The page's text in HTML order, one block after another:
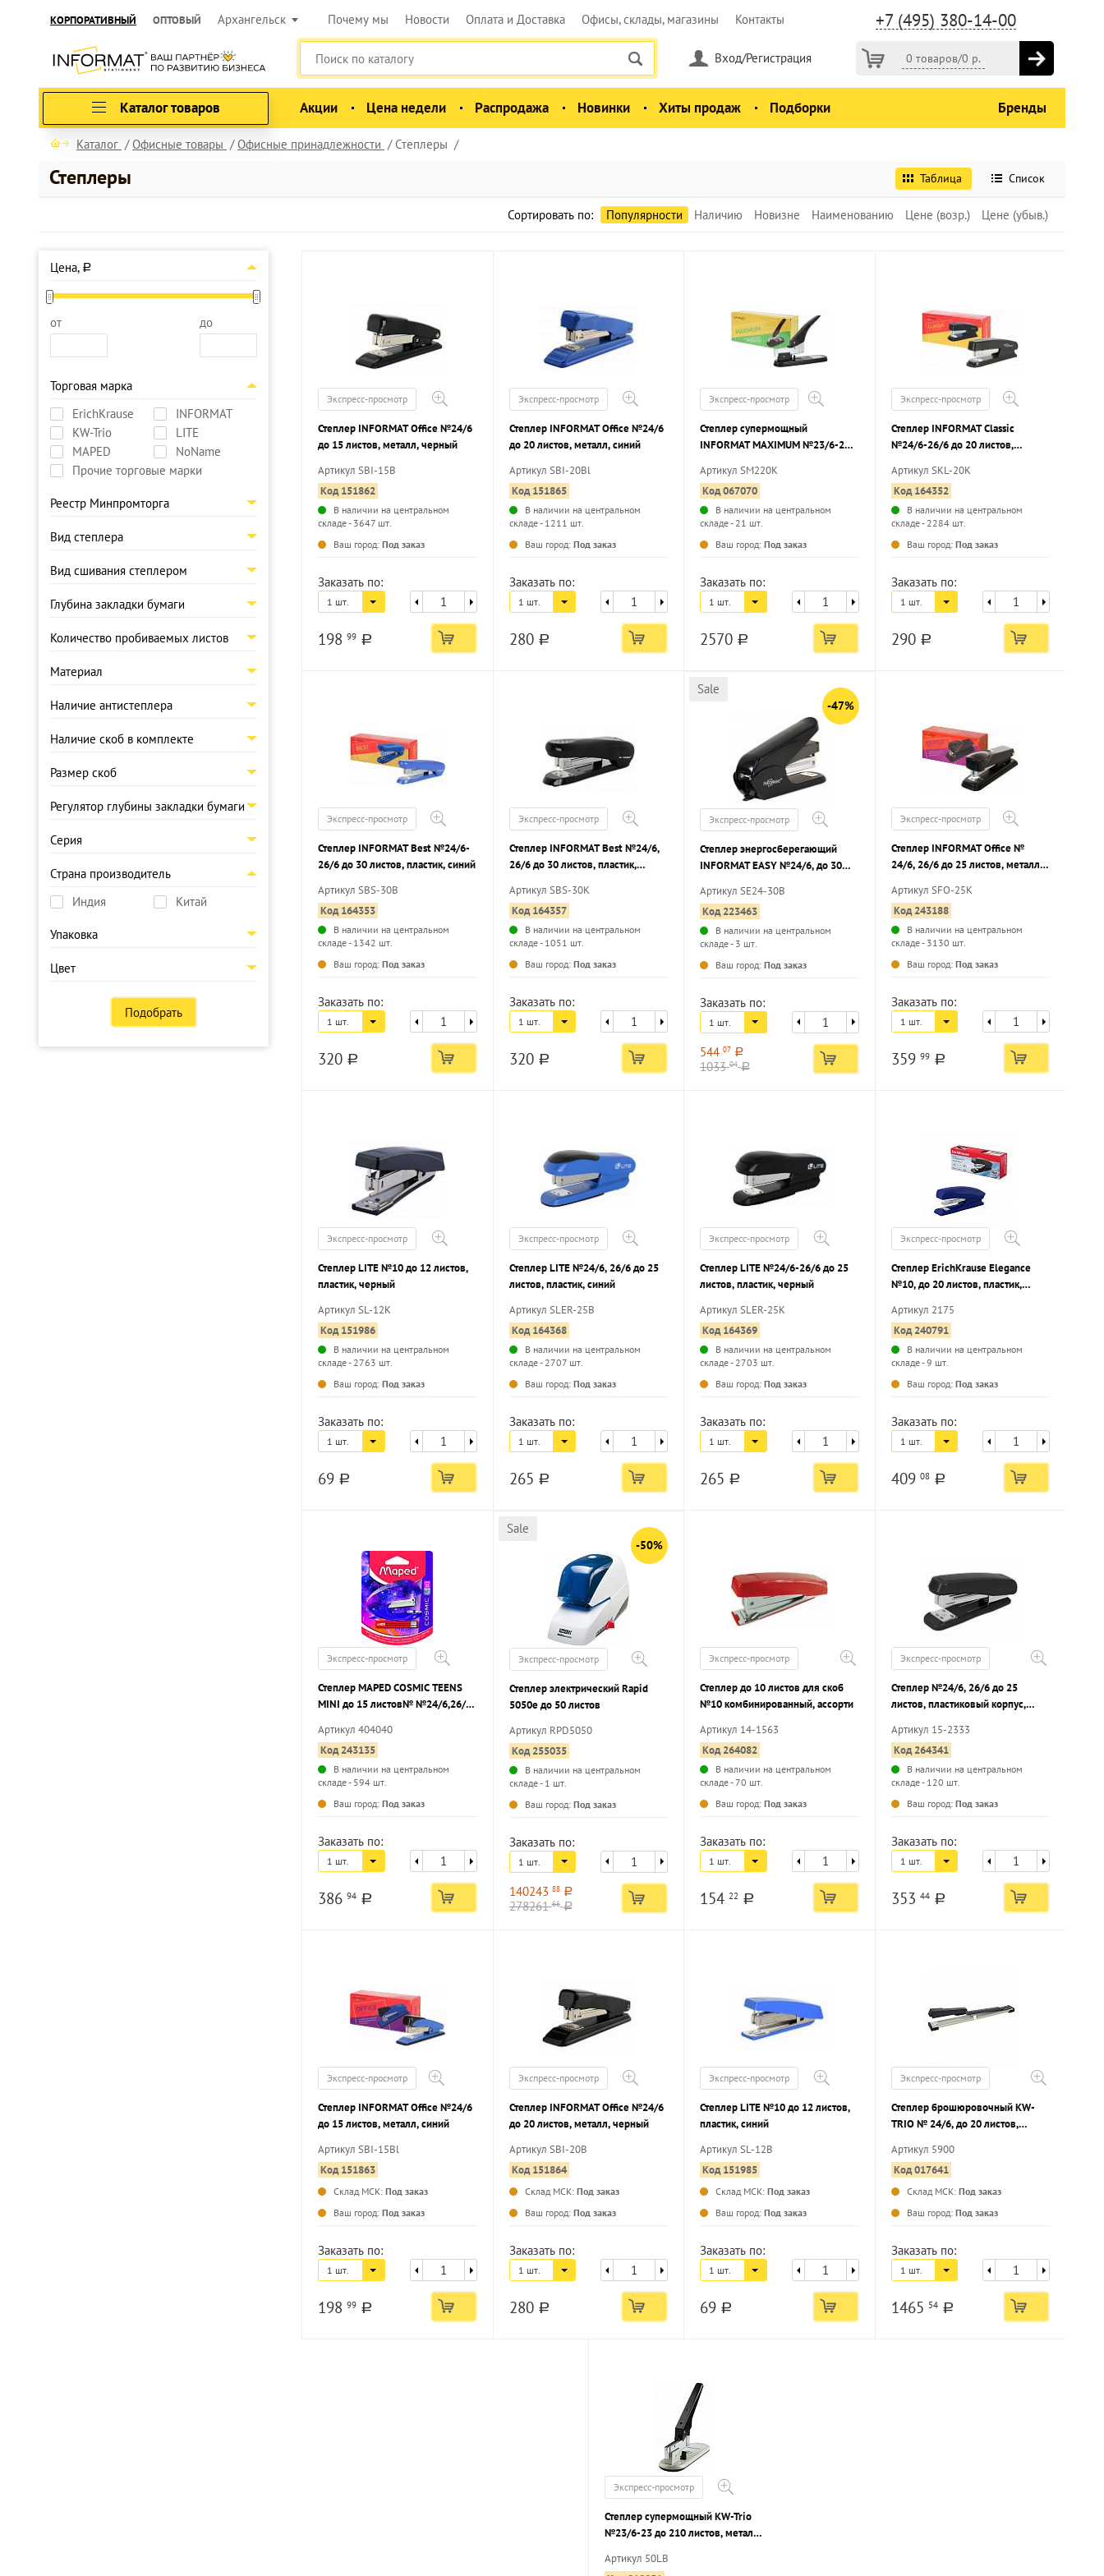
КОРПОРАТИВНЫЙ ОПТОВЫЙ Архангельск +7 (495) 380-14-00
Почему мы Новости Оплата и Доставка Офисы, склады, магазины Контакты
0 товаров/0 р.
Вход/Регистрация
Каталог товаров Акции Цена недели Распродажа Новинки Хиты продаж Подборки Бренды
Каталог Офисные товары Офисные принадлежности Степлеры
Степлеры Таблица Список
Сортировать по: Популярности Наличию Новизне Наименованию Цене (возр.) Цене (убыв.)
Цена, a
от до
Торговая марка
ErichKrause
INFORMAT
KW-Trio
LITE
MAPED
NoName
Прочие торговые марки
Реестр Минпромторга
Вид степлера
Вид сшивания степлером
Глубина закладки бумаги
Количество пробиваемых листов
Материал
Наличие антистеплера
Наличие скоб в комплекте
Размер скоб
Регулятор глубины закладки бумаги
Серия
Страна производитель
Индия
Китай
Упаковка
Цвет
Подобрать
Экспресс-просмотр
Степлер INFORMAT Office №24/6
до 15 листов, металл, черный
Артикул SBI-15B
Код 151862
В наличии на центральном
складе - 3647 шт.
Ваш город: Под заказ
Заказать по:
1 шт.
198 99 a
Экспресс-просмотр
Степлер INFORMAT Office №24/6
до 20 листов, металл, синий
Артикул SBI-20Bl
Код 151865
В наличии на центральном
складе - 1211 шт.
Ваш город: Под заказ
Заказать по:
1 шт.
280 a
Экспресс-просмотр
Степлер супермощный
INFORMAT MAXIMUM №23/6-23
Артикул SM220K
Код 067070
В наличии на центральном
складе - 21 шт.
Ваш город: Под заказ
Заказать по:
1 шт.
2570 a
Экспресс-просмотр
Степлер INFORMAT Classic
№24/6-26/6 до 20 листов,
Артикул SKL-20K
Код 164352
В наличии на центральном
складе - 2284 шт.
Ваш город: Под заказ
Заказать по:
1 шт.
290 a
Экспресс-просмотр
Степлер INFORMAT Best №24/6-
26/6 до 30 листов, пластик, синий
Артикул SBS-30B
Код 164353
В наличии на центральном
складе - 1342 шт.
Ваш город: Под заказ
Заказать по:
1 шт.
320 a
Экспресс-просмотр
Степлер INFORMAT Best №24/6,
26/6 до 30 листов, пластик,
Артикул SBS-30K
Код 164357
В наличии на центральном
складе - 1051 шт.
Ваш город: Под заказ
Заказать по:
1 шт.
320 a
Sale
-47%
Экспресс-просмотр
Степлер энергосберегающий
INFORMAT EASY №24/6, до 30
Артикул SE24-30B
Код 223463
В наличии на центральном
складе - 3 шт.
Ваш город: Под заказ
Заказать по:
1 шт.
544 07 a
103304 a
Экспресс-просмотр
Степлер INFORMAT Office №
24/6, 26/6 до 25 листов, металл,
Артикул SFO-25K
Код 243188
В наличии на центральном
складе - 3130 шт.
Ваш город: Под заказ
Заказать по:
1 шт.
359 99 a
Экспресс-просмотр
Степлер LITE №10 до 12 листов,
пластик, черный
Артикул SL-12K
Код 151986
В наличии на центральном
складе - 2763 шт.
Ваш город: Под заказ
Заказать по:
1 шт.
69 a
Экспресс-просмотр
Степлер LITE №24/6, 26/6 до 25
листов, пластик, синий
Артикул SLER-25B
Код 164368
В наличии на центральном
складе - 2707 шт.
Ваш город: Под заказ
Заказать по:
1 шт.
265 a
Экспресс-просмотр
Степлер LITE №24/6-26/6 до 25
листов, пластик, черный
Артикул SLER-25K
Код 164369
В наличии на центральном
складе - 2703 шт.
Ваш город: Под заказ
Заказать по:
1 шт.
265 a
Экспресс-просмотр
Степлер ErichKrause Elegance
№10, до 20 листов, пластик,
Артикул 2175
Код 240791
В наличии на центральном
складе - 9 шт.
Ваш город: Под заказ
Заказать по:
1 шт.
409 08 a
Экспресс-просмотр
Степлер MAPED COSMIC TEENS
MINI до 15 листов№ №24/6,26/6
Артикул 404040
Код 243135
В наличии на центральном
складе - 594 шт.
Ваш город: Под заказ
Заказать по:
1 шт.
386 94 a
Sale
-50%
Экспресс-просмотр
Степлер электрический Rapid
5050e до 50 листов
Артикул RPD5050
Код 255035
В наличии на центральном
складе - 1 шт.
Ваш город: Под заказ
Заказать по:
1 шт.
140243 88 a
27826166 a
Экспресс-просмотр
Степлер до 10 листов для скоб
№10 комбинированный, ассорти
Артикул 14-1563
Код 264082
В наличии на центральном
складе - 70 шт.
Ваш город: Под заказ
Заказать по:
1 шт.
154 22 a
Экспресс-просмотр
Степлер №24/6, 26/6 до 25
листов, пластиковый корпус,
Артикул 15-2333
Код 264341
В наличии на центральном
складе - 120 шт.
Ваш город: Под заказ
Заказать по:
1 шт.
353 44 a
Экспресс-просмотр
Степлер INFORMAT Office №24/6
до 15 листов, металл, синий
Артикул SBI-15Bl
Код 151863
Склад МСК: Под заказ
Ваш город: Под заказ
Заказать по:
1 шт.
198 99 a
Экспресс-просмотр
Степлер INFORMAT Office №24/6
до 20 листов, металл, черный
Артикул SBI-20B
Код 151864
Склад МСК: Под заказ
Ваш город: Под заказ
Заказать по:
1 шт.
280 a
Экспресс-просмотр
Степлер LITE №10 до 12 листов,
пластик, синий
Артикул SL-12B
Код 151985
Склад МСК: Под заказ
Ваш город: Под заказ
Заказать по:
1 шт.
69 a
Экспресс-просмотр
Степлер брошюровочный KW-
TRIO № 24/6, до 20 листов,
Артикул 5900
Код 017641
Склад МСК: Под заказ
Ваш город: Под заказ
Заказать по:
1 шт.
1465 54 a
Экспресс-просмотр
Степлер супермощный KW-Trio
№23/6-23 до 210 листов, металл,
Артикул 50LB